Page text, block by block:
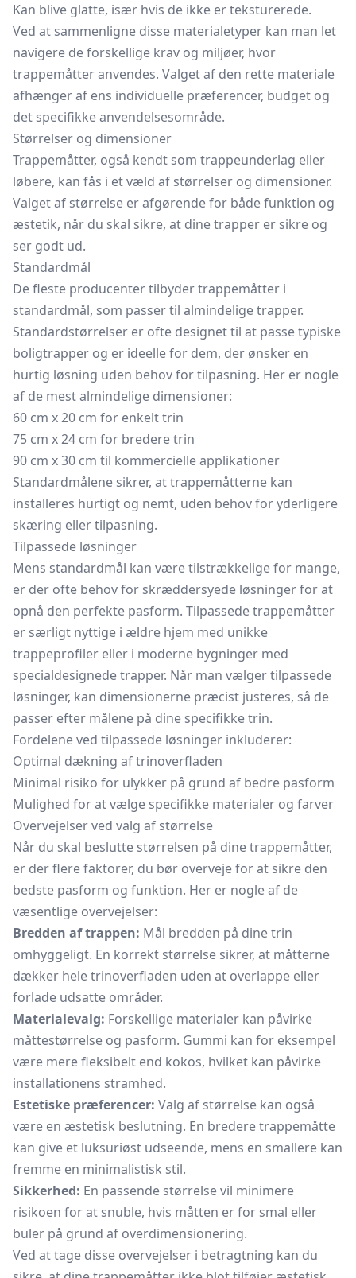
Kan blive glatte, især hvis de ikke er teksturerede.
Ved at sammenligne disse materialetyper kan man let
navigere de forskellige krav og miljøer, hvor
trappemåtter anvendes. Valget af den rette materiale
afhænger af ens individuelle præferencer, budget og
det specifikke anvendelsesområde.
Størrelser og dimensioner
Trappemåtter, også kendt som trappeunderlag eller
løbere, kan fås i et væld af størrelser og dimensioner.
Valget af størrelse er afgørende for både funktion og
æstetik, når du skal sikre, at dine trapper er sikre og
ser godt ud.
Standardmål
De fleste producenter tilbyder trappemåtter i
standardmål, som passer til almindelige trapper.
Standardstørrelser er ofte designet til at passe typiske
boligtrapper og er ideelle for dem, der ønsker en
hurtig løsning uden behov for tilpasning. Her er nogle
af de mest almindelige dimensioner:
60 cm x 20 cm for enkelt trin
75 cm x 24 cm for bredere trin
90 cm x 30 cm til kommercielle applikationer
Standardmålene sikrer, at trappemåtterne kan
installeres hurtigt og nemt, uden behov for yderligere
skæring eller tilpasning.
Tilpassede løsninger
Mens standardmål kan være tilstrækkelige for mange,
er der ofte behov for skræddersyede løsninger for at
opnå den perfekte pasform. Tilpassede trappemåtter
er særligt nyttige i ældre hjem med unikke
trappeprofiler eller i moderne bygninger med
specialdesignede trapper. Når man vælger tilpassede
løsninger, kan dimensionerne præcist justeres, så de
passer efter målene på dine specifikke trin.
Fordelene ved tilpassede løsninger inkluderer:
Optimal dækning af trinoverfladen
Minimal risiko for ulykker på grund af bedre pasform
Mulighed for at vælge specifikke materialer og farver
Overvejelser ved valg af størrelse
Når du skal beslutte størrelsen på dine trappemåtter,
er der flere faktorer, du bør overveje for at sikre den
bedste pasform og funktion. Her er nogle af de
væsentlige overvejelser:
Bredden af trappen: Mål bredden på dine trin
omhyggeligt. En korrekt størrelse sikrer, at måtterne
dækker hele trinoverfladen uden at overlappe eller
forlade udsatte områder.
Materialevalg: Forskellige materialer kan påvirke
måttestørrelse og pasform. Gummi kan for eksempel
være mere fleksibelt end kokos, hvilket kan påvirke
installationens stramhed.
Estetiske præferencer: Valg af størrelse kan også
være en æstetisk beslutning. En bredere trappemåtte
kan give et luksuriøst udseende, mens en smallere kan
fremme en minimalistisk stil.
Sikkerhed: En passende størrelse vil minimere
risikoen for at snuble, hvis måtten er for smal eller
buler på grund af overdimensionering.
Ved at tage disse overvejelser i betragtning kan du